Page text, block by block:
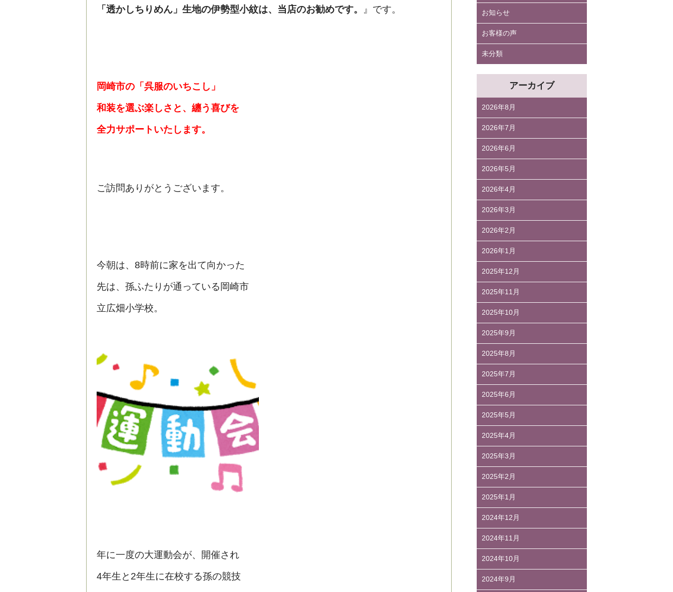
「透かしちりめん」 生地の伊勢型小紋は、 当店のお勧めです。 』です。
岡崎市の「呉服のいちこし」
和装を選ぶ楽しさと、纏う喜びを
全力サポートいたします。
ご訪問ありがとうございます。
今朝は、8時前に家を出て向かった
先は、孫ふたりが通っている岡崎市
立広畑小学校。
年に一度の大運動会が、開催され
4年生と2年生に在校する孫の競技
お知らせ
お客様の声
未分類
アーカイブ
2026年8月
2026年7月
2026年6月
2026年5月
2026年4月
2026年3月
2026年2月
2026年1月
2025年12月
2025年11月
2025年10月
2025年9月
2025年8月
2025年7月
2025年6月
2025年5月
2025年4月
2025年3月
2025年2月
2025年1月
2024年12月
2024年11月
2024年10月
2024年9月